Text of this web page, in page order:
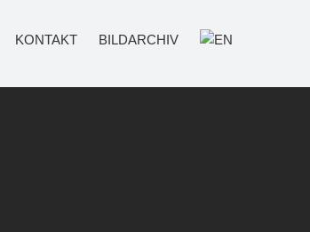
KONTAKT BILDARCHIV